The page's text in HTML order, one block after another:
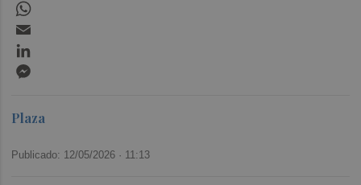
Plaza
Publicado: 12/05/2026 · 11:13